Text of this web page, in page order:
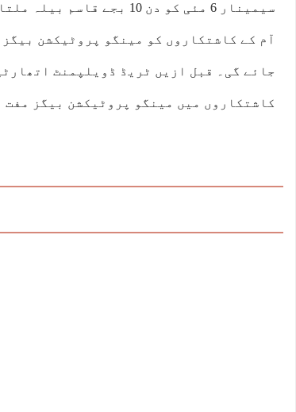
سیمینار 6 مئی کو دن 10
آم کے کاشتکاروں کو مینگو پروٹیکشن
جائے گی۔ قبل ازیں ٹریڈ ڈویلپمنٹ
کاشتکاروں میں مینگو پروٹیکشن بیگز مفت